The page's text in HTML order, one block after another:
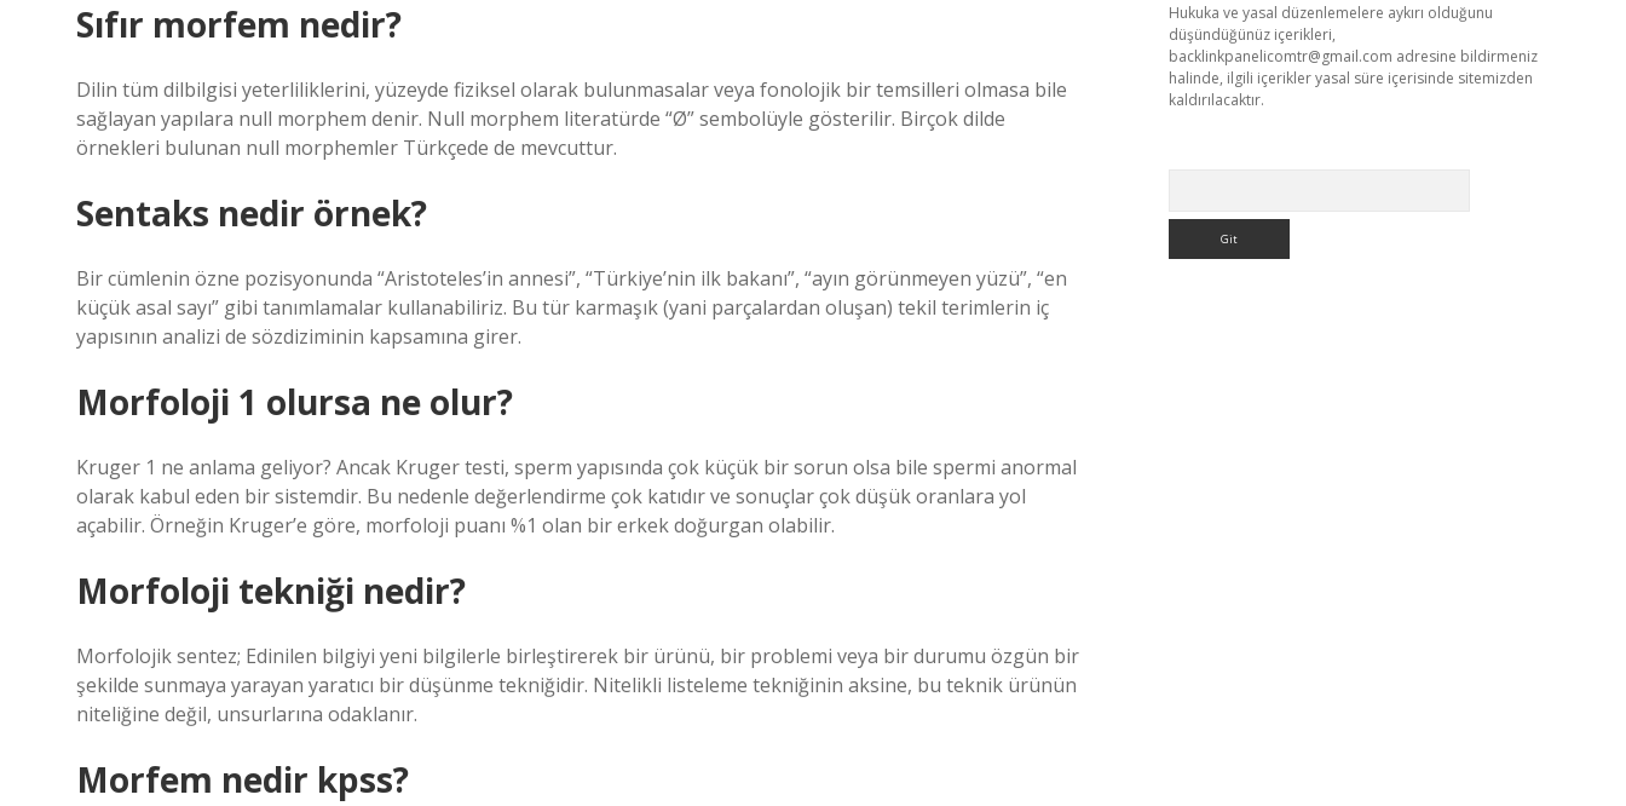
Sıfır morfem nedir?
Dilin tüm dilbilgisi yeterliliklerini, yüzeyde fiziksel olarak bulunmasalar veya fonolojik bir temsilleri olmasa bile
sağlayan yapılara null morphem denir. Null morphem literatürde “Ø” sembolüyle gösterilir. Birçok dilde
örnekleri bulunan null morphemler Türkçede de mevcuttur.
Sentaks nedir örnek?
Bir cümlenin özne pozisyonunda “Aristoteles’in annesi”, “Türkiye’nin ilk bakanı”, “ayın görünmeyen yüzü”, “en
küçük asal sayı” gibi tanımlamalar kullanabiliriz. Bu tür karmaşık (yani parçalardan oluşan) tekil terimlerin iç
yapısının analizi de sözdiziminin kapsamına girer.
Morfoloji 1 olursa ne olur?
Kruger 1 ne anlama geliyor? Ancak Kruger testi, sperm yapısında çok küçük bir sorun olsa bile spermi anormal
olarak kabul eden bir sistemdir. Bu nedenle değerlendirme çok katıdır ve sonuçlar çok düşük oranlara yol
açabilir. Örneğin Kruger’e göre, morfoloji puanı %1 olan bir erkek doğurgan olabilir.
Morfoloji tekniği nedir?
Morfolojik sentez; Edinilen bilgiyi yeni bilgilerle birleştirerek bir ürünü, bir problemi veya bir durumu özgün bir
şekilde sunmaya yarayan yaratıcı bir düşünme tekniğidir. Nitelikli listeleme tekniğinin aksine, bu teknik ürünün
niteliğine değil, unsurlarına odaklanır.
Morfem nedir kpss?
Hukuka ve yasal düzenlemelere aykırı olduğunu
düşündüğünüz içerikleri,
backlinkpanelicomtr@gmail.com adresine bildirmeniz
halinde, ilgili içerikler yasal süre içerisinde sitemizden
kaldırılacaktır.